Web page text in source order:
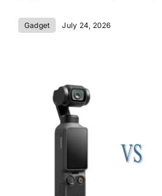
Gadget July 24, 2026